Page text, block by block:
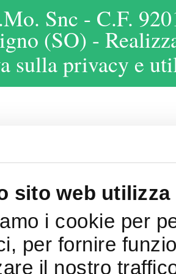
sito web utilizza
i cookie per
per fornire
il nostro
Snc - C.F.
(SO) -
sulla privacy e